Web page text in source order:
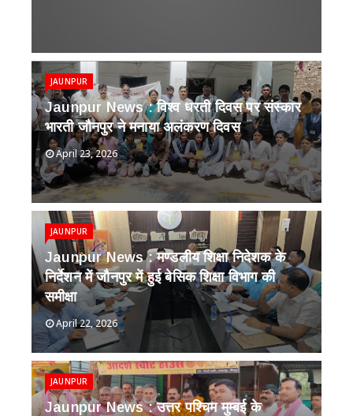
JAUNPUR
Jaunpur News : विश्व धरती दिवस पर संस्कार
भारती जौनपुर ने मनाया अलंकरण दिवस
April 23, 2026
JAUNPUR
Jaunpur News : ​मण्डलीय शिक्षा निदेशक के
निर्देशन में जौनपुर में हुई बेसिक शिक्षा विभाग की
समीक्षा
April 22, 2026
JAUNPUR
Jaunpur News : उत्तर पश्चिम मुम्बई के